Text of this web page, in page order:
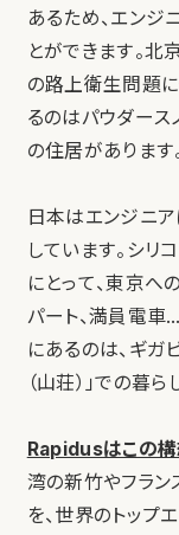
あるため、エンジ
とができます。北
の路上衛生問題に
るのはパウダース
の住居があります
日本はエンジニア
しています。シリ
にとって、東京へ
パート、満員電車
にあるのは、ギガ
（山荘）」での暮ら
Rapidusはこの構
湾の新竹やフラン
を、世界のトップ